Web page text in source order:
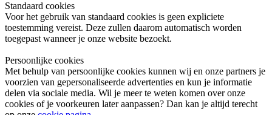
Standaard cookies
Voor het gebruik van standaard cookies is geen expliciete
toestemming vereist. Deze zullen daarom automatisch worden
toegepast wanneer je onze website bezoekt.
Persoonlijke cookies
Met behulp van persoonlijke cookies kunnen wij en onze partners je
voorzien van gepersonaliseerde advertenties en kun je informatie
delen via sociale media. Wil je meer te weten komen over onze
cookies of je voorkeuren later aanpassen? Dan kan je altijd terecht